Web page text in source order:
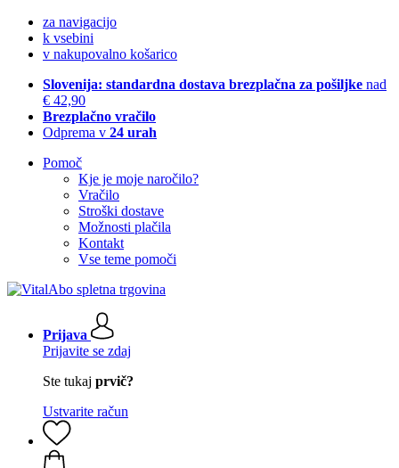
za navigacijo
k vsebini
v nakupovalno košarico
Slovenija: standardna dostava brezplačna za pošiljke nad
€ 42,90
Brezplačno vračilo
Odprema v 24 urah
Pomoč
Kje je moje naročilo?
Vračilo
Stroški dostave
Možnosti plačila
Kontakt
Vse teme pomoči
Prijava
Prijavite se zdaj
Ste tukaj prvič?
Ustvarite račun